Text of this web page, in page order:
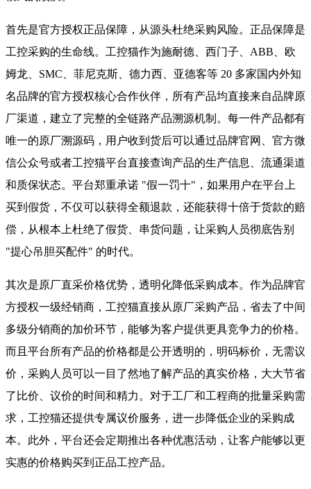
首先是官方授权正品保障，从源头杜绝采购风险。正品保障是
工控采购的生命线。工控猫作为施耐德、西门子、ABB、欧
姆龙、SMC、菲尼克斯、德力西、亚德客等 20 多家国内外知
名品牌的官方授权核心合作伙伴，所有产品均直接来自品牌原
厂渠道，建立了完整的全链路产品溯源机制。每一件产品都有
唯一的原厂溯源码，用户收到货后可以通过品牌官网、官方微
信公众号或者工控猫平台直接查询产品的生产信息、流通渠道
和质保状态。平台郑重承诺 "假一罚十"，如果用户在平台上
买到假货，不仅可以获得全额退款，还能获得十倍于货款的赔
偿，从根本上杜绝了假货、串货问题，让采购人员彻底告别
"提心吊胆买配件" 的时代。
其次是原厂直采价格优势，透明化降低采购成本。作为品牌官
方授权一级经销商，工控猫直接从原厂采购产品，省去了中间
多级分销商的加价环节，能够为客户提供更具竞争力的价格。
而且平台所有产品的价格都是公开透明的，明码标价，无需议
价，采购人员可以一目了然地了解产品的真实价格，大大节省
了比价、议价的时间和精力。对于工厂和工程商的批量采购需
求，工控猫还提供专属议价服务，进一步降低企业的采购成
本。此外，平台还会定期推出各种优惠活动，让客户能够以更
实惠的价格购买到正品工控产品。